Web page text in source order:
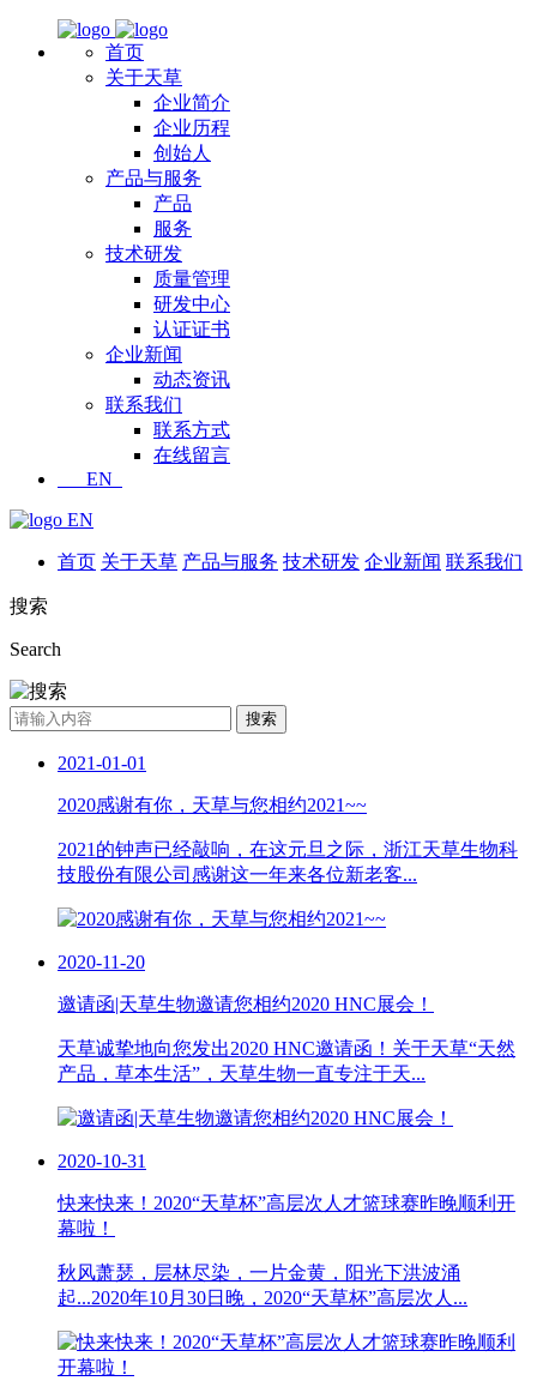
首页
关于天草
企业简介
企业历程
创始人
产品与服务
产品
服务
技术研发
质量管理
研发中心
认证证书
企业新闻
动态资讯
联系我们
联系方式
在线留言
EN
EN
首页 关于天草 产品与服务 技术研发 企业新闻 联系我们
搜索
Search
搜索
2021-01-01
2020感谢有你，天草与您相约2021~~
2021的钟声已经敲响，在这元旦之际，浙江天草生物科
技股份有限公司感谢这一年来各位新老客...
2020-11-20
邀请函|天草生物邀请您相约2020 HNC展会！
天草诚挚地向您发出2020 HNC邀请函！关于天草“天然
产品，草本生活”，天草生物一直专注于天...
2020-10-31
快来快来！2020“天草杯”高层次人才篮球赛昨晚顺利开
幕啦！
秋风萧瑟，层林尽染，一片金黄，阳光下洪波涌
起...2020年10月30日晚，2020“天草杯”高层次人...